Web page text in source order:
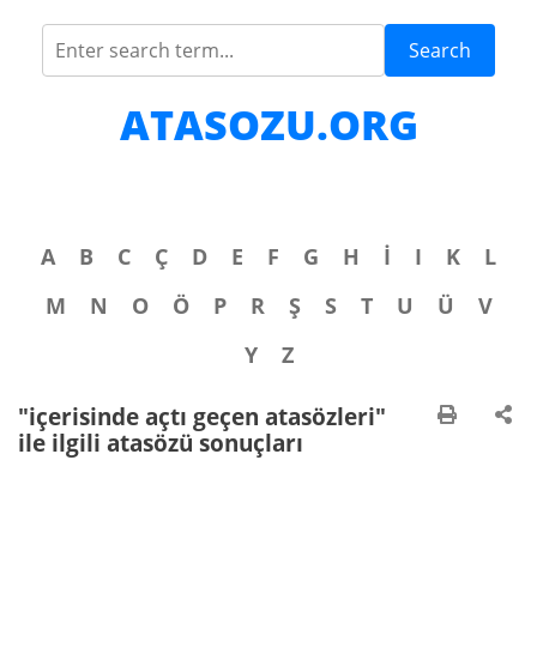
Search
ATASOZU.ORG
A B C Ç D E F G H İ I K
L
M
N O Ö P R Ş S T U Ü
V
Y
Z
"içerisinde açtı geçen atasözleri"
ile ilgili atasözü sonuçları